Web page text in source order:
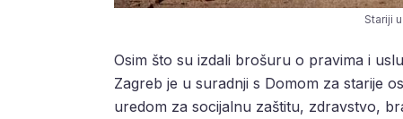
Stariji
Osim što su izdali brošuru o pravima i
Zagreb je u suradnji s Domom za starije
uredom za socijalnu zaštitu, zdravstvo,